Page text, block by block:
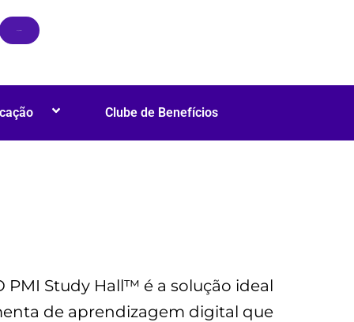
Clube de Benefícios
PMI Study Hall™ é a solução ideal
de aprendizagem digital que